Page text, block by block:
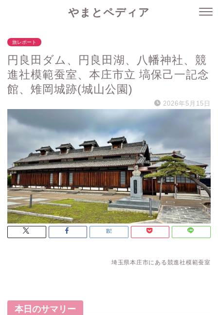
やまとペディア
旅レポート
円良田ダム、円良田湖、八幡神社、競
進社模範蚕室、本庄市立 塙保己一記念
館、雉岡城跡(城山公園)
2026年5月15日
埼玉県本庄市にある競進社模範蚕室
本日のサマリー